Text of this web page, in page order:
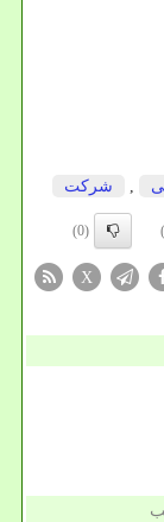
, شركت
(0)
X